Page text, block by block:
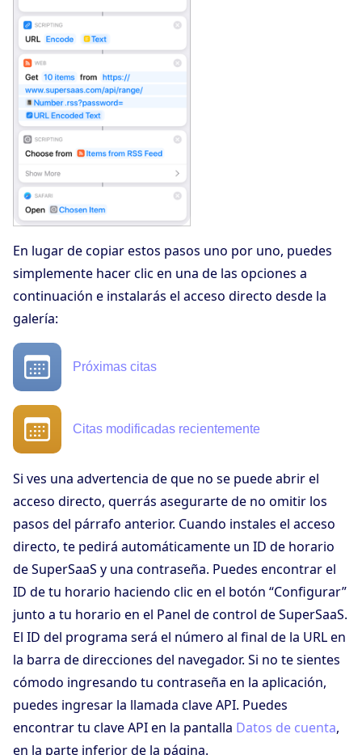
En lugar de copiar estos pasos uno por uno, puedes
simplemente hacer clic en una de las opciones a
continuación e instalarás el acceso directo desde la
galería:
Próximas citas
Citas modificadas recientemente
Si ves una advertencia de que no se puede abrir el
acceso directo, querrás asegurarte de no omitir los
pasos del párrafo anterior. Cuando instales el acceso
directo, te pedirá automáticamente un ID de horario
de SuperSaaS y una contraseña. Puedes encontrar el
ID de tu horario haciendo clic en el botón “Configurar”
junto a tu horario en el Panel de control de SuperSaaS.
El ID del programa será el número al final de la URL en
la barra de direcciones del navegador. Si no te sientes
cómodo ingresando tu contraseña en la aplicación,
puedes ingresar la llamada clave API. Puedes
encontrar tu clave API en la pantalla Datos de cuenta,
en la parte inferior de la página.